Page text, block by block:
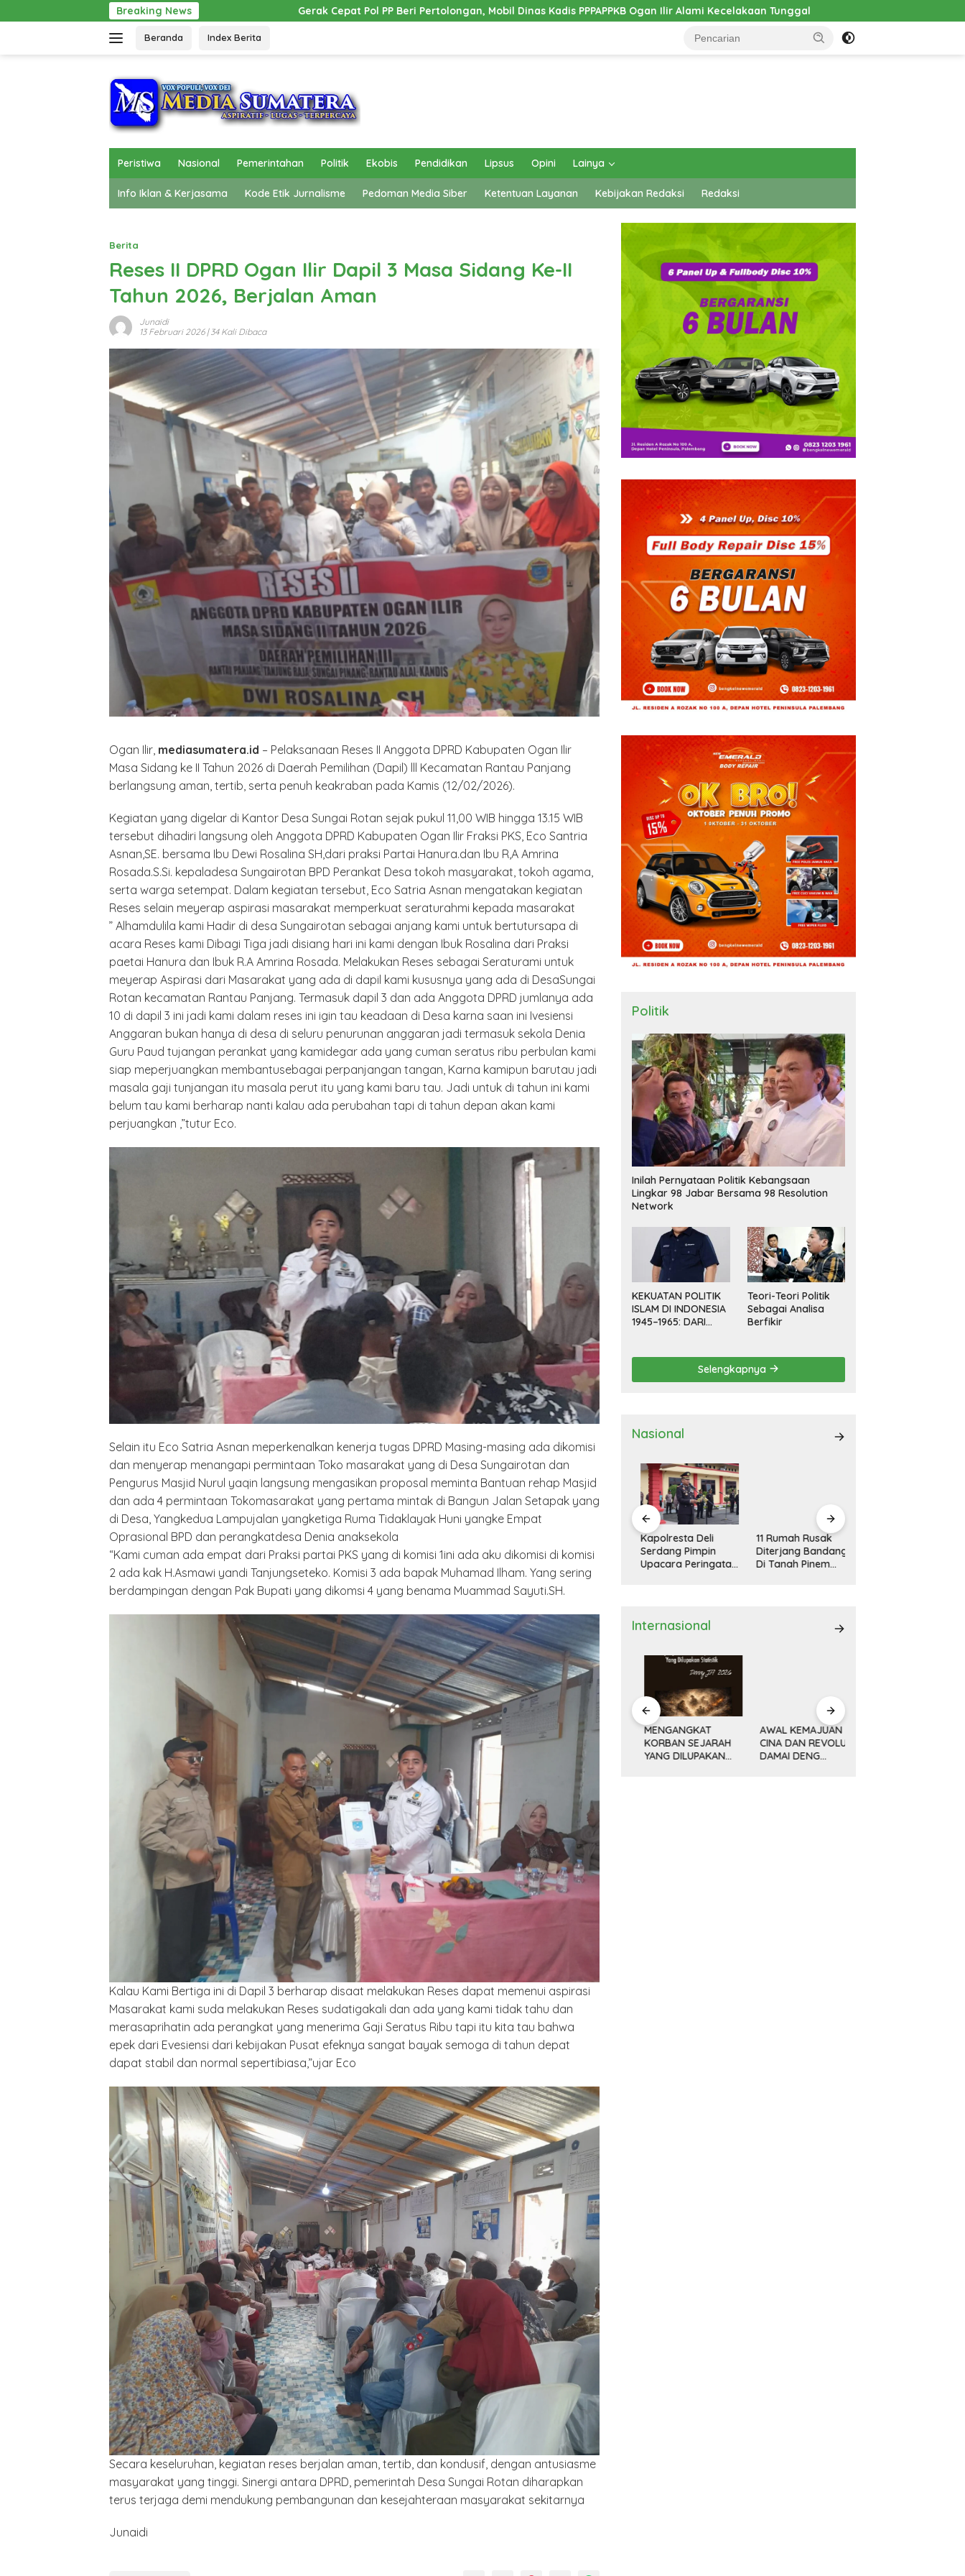
ke
Breaking News
Gerak Cepat Pol PP Beri Pertolongan, Mobil Dinas Kadis PPPAPPKB Ogan Ilir Alami Kecelakaan Tunggal Pembangunan Cathlab RSUD Hadrianus Sinaga Dimulai,
Beranda Index Berita
Peristiwa Nasional Pemerintahan Politik Ekobis Pendidikan Lipsus Opini Lainya
Info Iklan & Kerjasama Kode Etik Jurnalisme Pedoman Media Siber Ketentuan Layanan Kebijakan Redaksi Redaksi
Berita
Reses II DPRD Ogan Ilir Dapil 3 Masa Sidang Ke-II
Tahun 2026, Berjalan Aman
Junaidi
13 Februari 2026| 34 Kali Dibaca
Ogan Ilir, mediasumatera.id – Pelaksanaan Reses II Anggota DPRD Kabupaten Ogan Ilir
Masa Sidang ke II Tahun 2026 di Daerah Pemilihan (Dapil) lll Kecamatan Rantau Panjang
berlangsung aman, tertib, serta penuh keakraban pada Kamis (12/02/2026).
Kegiatan yang digelar di Kantor Desa Sungai Rotan sejak pukul 11,00 WIB hingga 13.15 WIB
tersebut dihadiri langsung oleh Anggota DPRD Kabupaten Ogan Ilir Fraksi PKS, Eco Santria
Asnan,SE. bersama Ibu Dewi Rosalina SH,dari praksi Partai Hanura.dan Ibu R,A Amrina
Rosada.S.Si. kepaladesa Sungairotan BPD Perankat Desa tokoh masyarakat, tokoh agama,
serta warga setempat. Dalam kegiatan tersebut, Eco Satria Asnan mengatakan kegiatan
Reses selain meyerap aspirasi masarakat memperkuat seraturahmi kepada masarakat
” Alhamdulila kami Hadir di desa Sungairotan sebagai anjang kami untuk bertutursapa di
acara Reses kami Dibagi Tiga jadi disiang hari ini kami dengan Ibuk Rosalina dari Praksi
paetai Hanura dan Ibuk R.A Amrina Rosada. Melakukan Reses sebagai Seraturami untuk
meyerap Aspirasi dari Masarakat yang ada di dapil kami kususnya yang ada di DesaSungai
Rotan kecamatan Rantau Panjang. Termasuk dapil 3 dan ada Anggota DPRD jumlanya ada
10 di dapil 3 ini jadi kami dalam reses ini igin tau keadaan di Desa karna saan ini Ivesiensi
Anggaran bukan hanya di desa di seluru penurunan anggaran jadi termasuk sekola Denia
Guru Paud tujangan perankat yang kamidegar ada yang cuman seratus ribu perbulan kami
siap meperjuangkan membantusebagai perpanjangan tangan, Karna kamipun barutau jadi
masala gaji tunjangan itu masala perut itu yang kami baru tau. Jadi untuk di tahun ini kami
belum tau kami berharap nanti kalau ada perubahan tapi di tahun depan akan kami
perjuangkan ,”tutur Eco.
Selain itu Eco Satria Asnan meperkenalkan kenerja tugas DPRD Masing-masing ada dikomisi
dan menyerap menangapi permintaan Toko masarakat yang di Desa Sungairotan dan
Pengurus Masjid Nurul yaqin langsung mengasikan proposal meminta Bantuan rehap Masjid
dan ada 4 permintaan Tokomasarakat yang pertama mintak di Bangun Jalan Setapak yang
di Desa, Yangkedua Lampujalan yangketiga Ruma Tidaklayak Huni yangke Empat
Oprasional BPD dan perangkatdesa Denia anaksekola
“Kami cuman ada empat dari Praksi partai PKS yang di komisi 1ini ada aku dikomisi di komisi
2 ada kak H.Asmawi yandi Tanjungseteko. Komisi 3 ada bapak Muhamad Ilham. Yang sering
berdampingan dengan Pak Bupati yang dikomsi 4 yang benama Muammad Sayuti.SH.
Kalau Kami Bertiga ini di Dapil 3 berharap disaat melakukan Reses dapat memenui aspirasi
Masarakat kami suda melakukan Reses sudatigakali dan ada yang kami tidak tahu dan
merasaprihatin ada perangkat yang menerima Gaji Seratus Ribu tapi itu kita tau bahwa
epek dari Evesiensi dari kebijakan Pusat efeknya sangat bayak semoga di tahun depat
dapat stabil dan normal sepertibiasa,”ujar Eco
Secara keseluruhan, kegiatan reses berjalan aman, tertib, dan kondusif, dengan antusiasme
masyarakat yang tinggi. Sinergi antara DPRD, pemerintah Desa Sungai Rotan diharapkan
terus terjaga demi mendukung pembangunan dan kesejahteraan masyarakat sekitarnya
Junaidi
Politik
Inilah Pernyataan Politik Kebangsaan
Lingkar 98 Jabar Bersama 98 Resolution
Network
KEKUATAN POLITIK
ISLAM DI INDONESIA
1945–1965: DARI
TERPIMPIN
Teori-Teori Politik
Sebagai Analisa
Berfikir
Selengkapnya
Nasional
Polresta Deli
Serdang Gelar
Latihan Pra Operasi
“Zebra Toba”
Tahun 2024
Serdang Pimpin
Purna Bakti
Personel Polresta
Serdang Tinjau Dan
Logistik KPU
Kapolresta Deli
Serdang Pimpin
Upacara Peringatan
11 Rumah Rusak
Diterjang Bandang
Di Tanah Pinem
Internasional
BANGKITNYA
NEGARA MINYAK
MELAWAN
SUPERPOWER DUNIA
DONALD TRUMP,
TARIF 32 PERSEN
DAN KISAH SEPATU
CIBADUYUT
ANTRI TIGA JAM DI
BANDARA HOUSTON
DAN MACETNYA
POLITIK AMERIKA
MENGANGKAT
KORBAN SEJARAH
YANG DILUPAKAN
AWAL KEMAJUAN
CINA DAN REVOLUSI
DAMAI DENG